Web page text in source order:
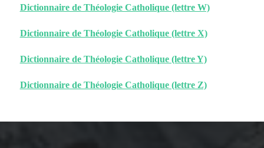
Dictionnaire de Théologie Catholique (lettre W)
Dictionnaire de Théologie Catholique (lettre X)
Dictionnaire de Théologie Catholique (lettre Y)
Dictionnaire de Théologie Catholique (lettre Z)